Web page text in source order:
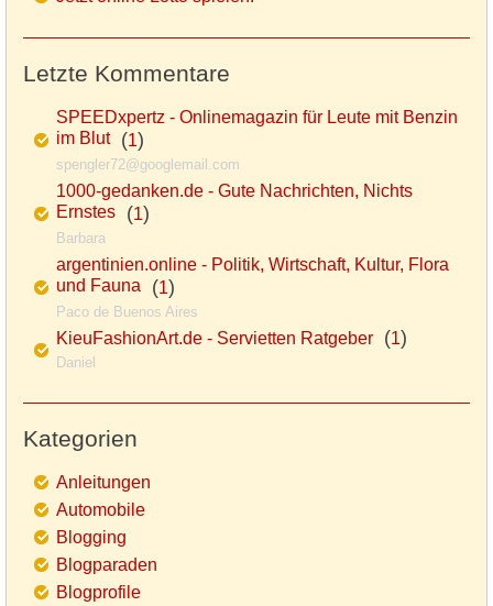
Letzte Kommentare
SPEEDxpertz - Onlinemagazin für Leute mit Benzin
im Blut(1)
spengler72@googlemail.com
1000-gedanken.de - Gute Nachrichten, Nichts
Ernstes (1)
Barbara
argentinien.online - Politik, Wirtschaft, Kultur, Flora
und Fauna (1)
Paco de Buenos Aires
KieuFashionArt.de - Servietten Ratgeber (1)
Daniel
Kategorien
Anleitungen
Automobile
Blogging
Blogparaden
Blogprofile